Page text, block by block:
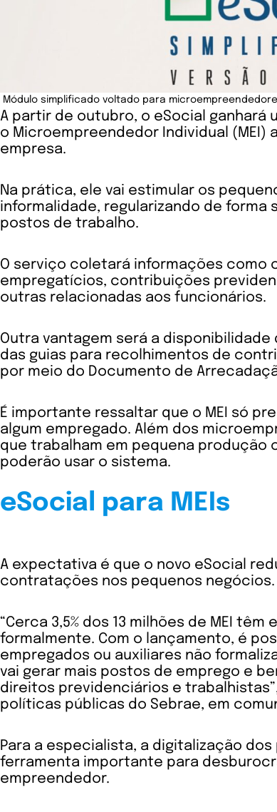
Módulo simplificado voltado para
A partir de outubro, o eSocial ganhará
o Microempreendedor Individual
empresa.
Na prática, ele vai estimular os
informalidade, regularizando de forma
postos de trabalho.
O serviço coletará informações como
empregatícios, contribuições
outras relacionadas aos funcionários.
Outra vantagem será a
das guias para recolhimentos de
por meio do Documento de
É importante ressaltar que o MEI só
algum empregado. Além dos
que trabalham em pequena produção
poderão usar o sistema.
eSocial para MEIs
A expectativa é que o novo eSocial
contratações nos pequenos negócios.
“Cerca 3,5% dos 13 milhões de MEI
formalmente. Com o lançamento, é
empregados ou auxiliares não
vai gerar mais postos de emprego e
direitos previdenciários e
políticas públicas do Sebrae, em
Para a especialista, a digitalização
ferramenta importante para
empreendedor.